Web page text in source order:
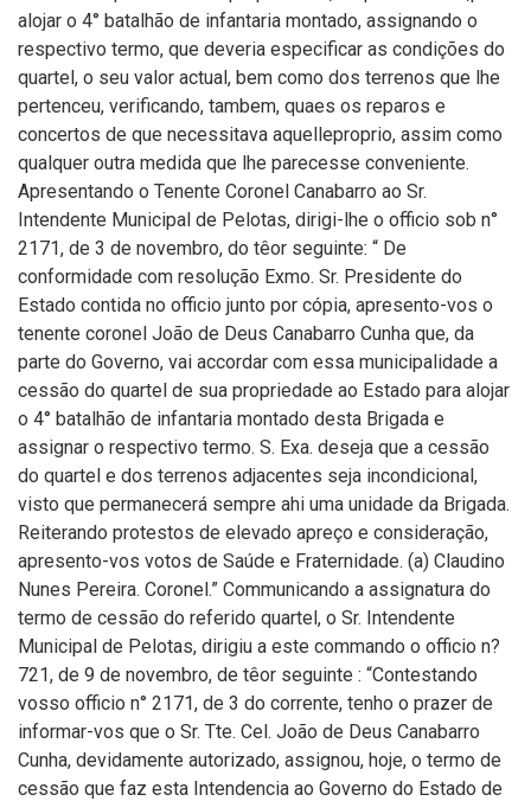
alojar o 4° batalhão de infantaria montado, assignando o
respectivo termo, que deveria especificar as condições do
quartel, o seu valor actual, bem como dos terrenos que lhe
pertenceu, verificando, tambem, quaes os reparos e
concertos de que necessitava aquelleproprio, assim como
qualquer outra medida que lhe parecesse conveniente.
Apresentando o Tenente Coronel Canabarro ao Sr.
Intendente Municipal de Pelotas, dirigi-lhe o officio sob n°
2171, de 3 de novembro, do têor seguinte: “ De
conformidade com resolução Exmo. Sr. Presidente do
Estado contida no officio junto por cópia, apresento-vos o
tenente coronel João de Deus Canabarro Cunha que, da
parte do Governo, vai accordar com essa municipalidade a
cessão do quartel de sua propriedade ao Estado para alojar
o 4° batalhão de infantaria montado desta Brigada e
assignar o respectivo termo. S. Exa. deseja que a cessão
do quartel e dos terrenos adjacentes seja incondicional,
visto que permanecerá sempre ahi uma unidade da Brigada.
Reiterando protestos de elevado apreço e consideração,
apresento-vos votos de Saúde e Fraternidade. (a) Claudino
Nunes Pereira. Coronel.” Communicando a assignatura do
termo de cessão do referido quartel, o Sr. Intendente
Municipal de Pelotas, dirigiu a este commando o officio n?
721, de 9 de novembro, de têor seguinte : “Contestando
vosso officio n° 2171, de 3 do corrente, tenho o prazer de
informar-vos que o Sr. Tte. Cel. João de Deus Canabarro
Cunha, devidamente autorizado, assignou, hoje, o termo de
cessão que faz esta Intendencia ao Governo do Estado de